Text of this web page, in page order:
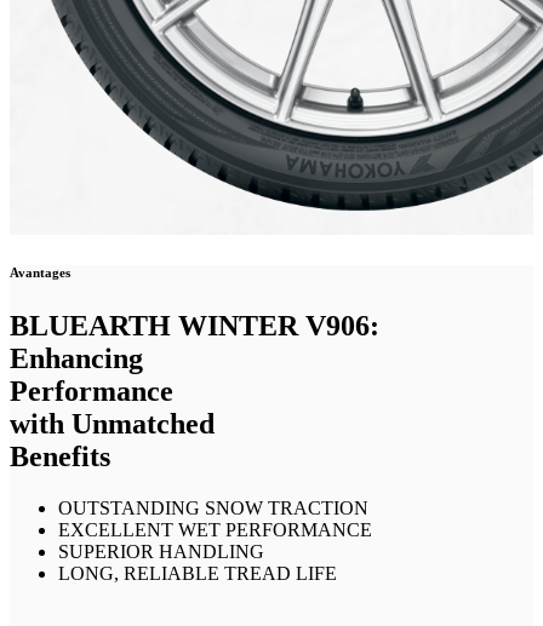
Avantages
BLUEARTH WINTER V906:
Enhancing
Performance
with Unmatched
Benefits
OUTSTANDING SNOW TRACTION
EXCELLENT WET PERFORMANCE
SUPERIOR HANDLING
LONG, RELIABLE TREAD LIFE